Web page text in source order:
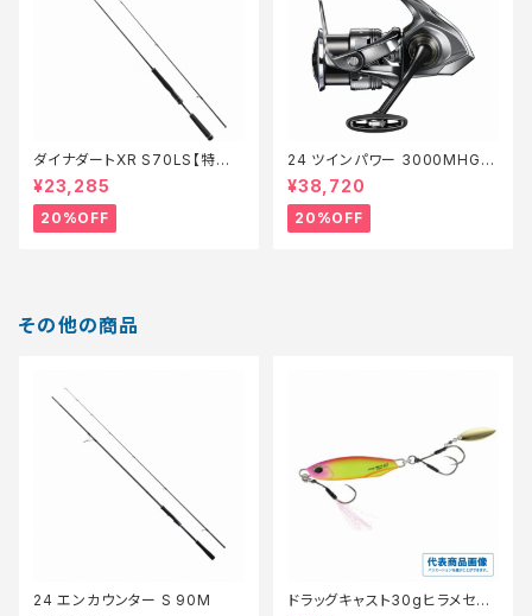
ダイナダートXR S70LS【特価
ロッド】【20】
¥23,285
20%OFF
24 ツインパワー 3000MHG
【特価リール】【20】
¥38,720
20%OFF
その他の商品
24 エンカウンター S 90M
ドラッグキャスト30gヒラメセレ